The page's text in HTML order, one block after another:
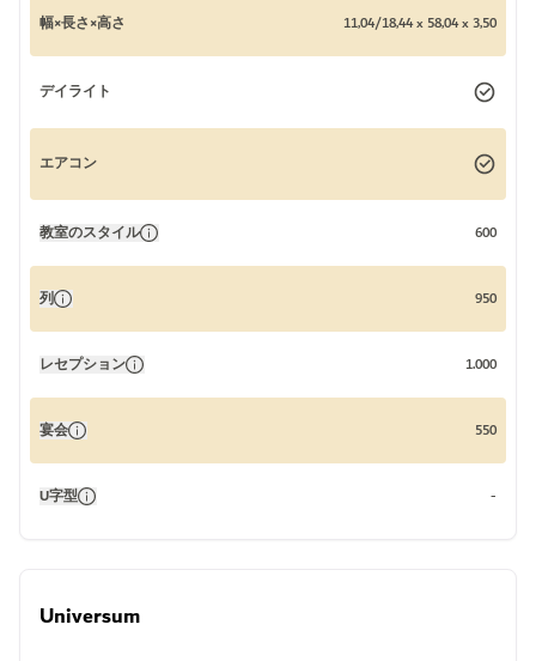
幅×長さ×高さ 11,04/18,44 x 58,04 x 3,50
デイライト
エアコン
教室のスタイル 600
列 950
レセプション 1.000
宴会 550
U字型 -
Universum